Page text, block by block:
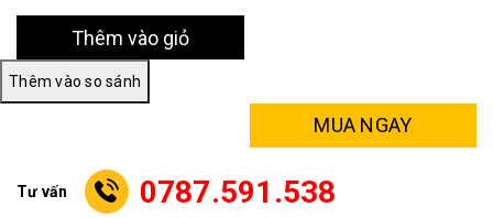
Thêm vào giỏ
MUA NGAY
Tư vấn 0787.591.538